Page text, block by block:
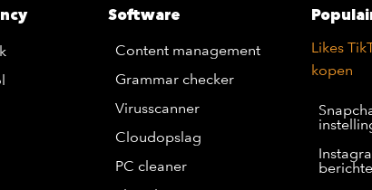
Software
Content management
Grammar checker
Virusscanner
Cloudopslag
PC cleaner
Likes
kopen